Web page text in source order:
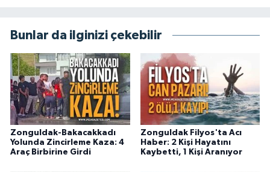
Bunlar da ilginizi çekebilir
Zonguldak-Bakacakkadı
Yolunda Zincirleme Kaza: 4
Araç Birbirine Girdi
Zonguldak Filyos'ta Acı
Haber: 2 Kişi Hayatını
Kaybetti, 1 Kişi Aranıyor